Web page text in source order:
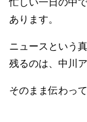
あります。
ニュースという
残るのは、中川
そのまま伝わっ